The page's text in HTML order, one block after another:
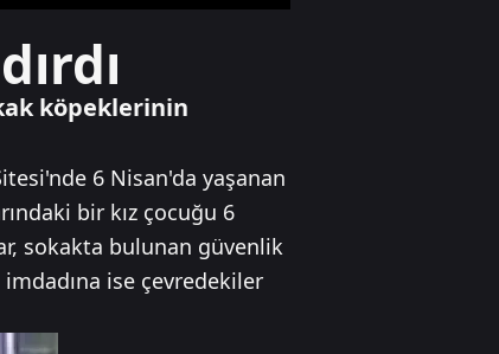
MGK: FETÖ ile
mücadele devam
edecek
Gündem
Ansiklopedik Türk
Tarih Sözlüğü
yayında
köpeklerinin
6 Nisan'da yaşanan
bir kız çocuğu 6
sokakta bulunan güvenlik
ise çevredekiler